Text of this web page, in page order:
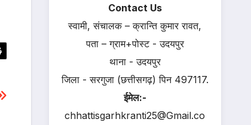
Contact Us
स्वामी, संचालक – क्रान्ति कुमार रावत,
पता – ग्राम+पोस्ट - उदयपुर
थाना - उदयपुर
जिला - सरगुजा (छत्तीसगढ़) पिन 497117.
ईमेल:-
chhattisgarhkranti25@Gmail.co